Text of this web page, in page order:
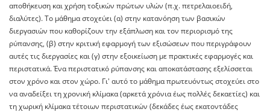
αποθήκευση και χρήση τοξικών πρώτων υλών (π.χ. πετρελαιοειδή,
διαλύτες). Το μάθημα στοχεύει (α) στην κατανόηση των βασικών
διεργασιών που καθορίζουν την εξάπλωση και τον περιορισμό της
ρύπανσης, (β) στην κριτική εφαρμογή των εξισώσεων που περιγράφουν
αυτές τις διεργασίες και (γ) στην εξοικείωση με πρακτικές εφαρμογές και
περιστατικά. Ένα περιστατικό ρύπανσης και αποκατάστασης εξελίσσεται
στον χρόνο και στον χώρο. Γι' αυτό το μάθημα πρωτευόντως στοχεύει στο
να αναδείξει τη χρονική κλίμακα (αρκετά χρόνια έως πολλές δεκαετίες) και
τη χωρική κλίμακα τέτοιων περιστατικών (δεκάδες έως εκατοντάδες